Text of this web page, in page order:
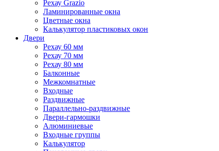
Рехау Grazio
Ламинированные окна
Цветные окна
Калькулятор пластиковых окон
Двери
Рехау 60 мм
Рехау 70 мм
Рехау 80 мм
Балконные
Межкомнатные
Входные
Раздвижные
Параллельно-раздвижные
Двери-гармошки
Алюминиевые
Входные группы
Калькулятор